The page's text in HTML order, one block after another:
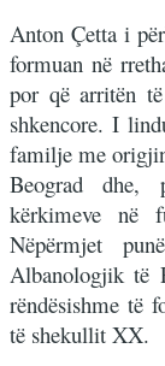
Anton Çetta i
formuan në
por që arritën
shkencore. I
familje me
Beograd dhe,
kërkimeve në
Nëpërmjet
Albanologjik të
rëndësishme të
të shekullit XX.